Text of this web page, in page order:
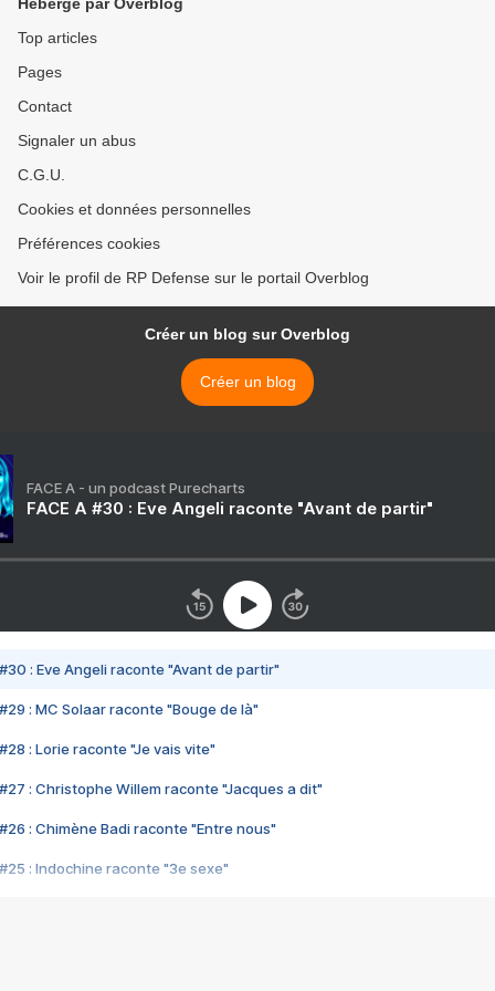
Top articles
Pages
Contact
Signaler un abus
C.G.U.
Cookies et données personnelles
Préférences cookies
Voir le profil de RP Defense sur le portail Overblog
Créer un blog sur Overblog
Créer un blog
FACE A - un podcast Purecharts
FACE A #30 : Eve Angeli raconte "Avant de partir"
#30 : Eve Angeli raconte "Avant de partir"
#29 : MC Solaar raconte "Bouge de là"
#28 : Lorie raconte "Je vais vite"
#27 : Christophe Willem raconte "Jacques a dit"
#26 : Chimène Badi raconte "Entre nous"
#25 : Indochine raconte "3e sexe"